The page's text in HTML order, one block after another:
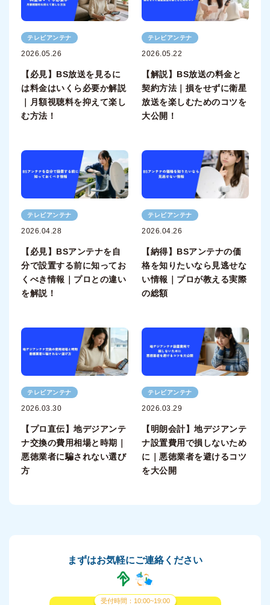
テレビアンテナ
2026.05.26
【必見】BS放送を見るに
は料金はいくら必要か解説
｜月額視聴料を抑えて楽し
む方法！
テレビアンテナ
2026.05.22
【解説】BS放送の料金と
契約方法｜損をせずに衛星
放送を楽しむためのコツを
大公開！
テレビアンテナ
2026.04.28
【必見】BSアンテナを自
分で設置する前に知ってお
くべき情報｜プロとの違い
を解説！
テレビアンテナ
2026.04.26
【納得】BSアンテナの価
格を知りたいなら見逃せな
い情報｜プロが教える実際
の総額
テレビアンテナ
2026.03.30
【プロ直伝】地デジアンテ
ナ交換の費用相場と時期｜
悪徳業者に騙されない選び
方
テレビアンテナ
2026.03.29
【明朗会計】地デジアンテ
ナ設置費用で損しないため
に｜悪徳業者を避けるコツ
を大公開
まずはお気軽にご連絡ください
受付時間：10:00~19:00